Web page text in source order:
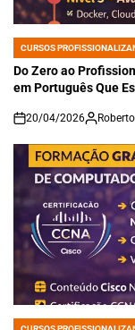
POSTED
IN
CURSOS
Do Zero ao
em Português Que
on
20/04/2026